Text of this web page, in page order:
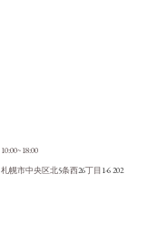
10:00~18:00
札幌市中央区北5条西26丁目 1-6 202